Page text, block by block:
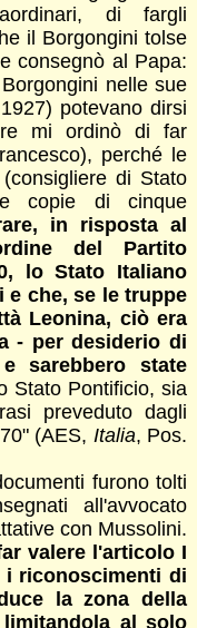
di fargli
il Borgongini tolse
consegnò al Papa:
nelle sue
potevano dirsi
mi ordinò di far
perché le
di Stato
copie di cinque
in risposta al
del Partito
lo Stato Italiano
e che, se le truppe
Leonina, ciò era
- per desiderio di
sarebbero state
Stato Pontificio, sia
preveduto dagli
(AES, Italia, Pos.
furono tolti
all'avvocato
con Mussolini.
valere l'articolo I
i riconoscimenti di
la zona della
al solo